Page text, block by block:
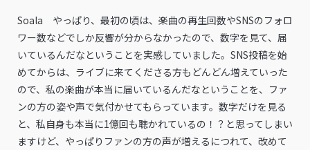
Soala やっぱり、最初の頃は、楽曲の再生回数やSNSのフォロ
ワー数などでしか反響が分からなかったので、数字を見て、届
いているんだなということを実感していました。SNS投稿を始
めてからは、ライブに来てくださる方もどんどん増えていった
ので、私の楽曲が本当に届いているんだなということを、ファ
ンの方の姿や声で気付かせてもらっています。数字だけを見る
と、私自身も本当に1億回も聴かれているの！？と思ってしまい
ますけど、やっぱりファンの方の声が増えるにつれて、改めて